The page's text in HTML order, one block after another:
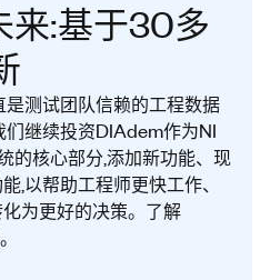
来:基于30多
测试团队信赖的工程数据
继续投资DIAdem作为NI
的核心部分,添加新功能、现
,以帮助工程师更快工作、
为更好的决策。了解